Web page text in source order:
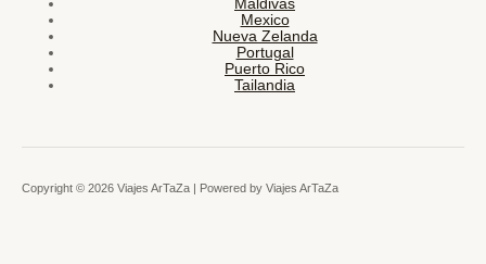
Maldivas
Mexico
Nueva Zelanda
Portugal
Puerto Rico
Tailandia
Copyright © 2026 Viajes ArTaZa | Powered by Viajes ArTaZa